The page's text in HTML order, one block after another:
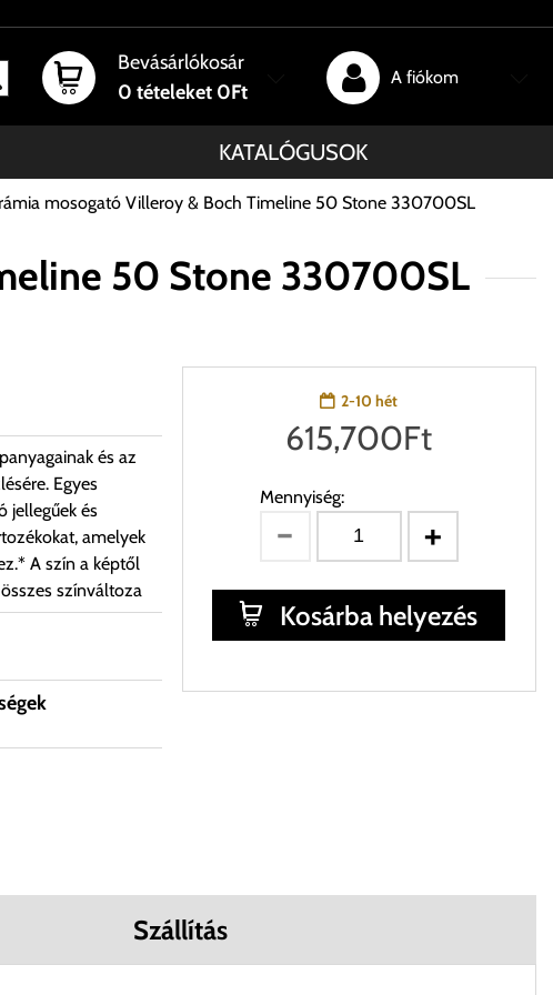
Bevásárlókosár
0 tételeket 0Ft
A fiókom
KATALÓGUSOK
mosogató Villeroy & Boch Timeline 50 Stone 330700SL
50 Stone 330700SL
és az
Egyes
jellegűek és
amelyek
A szín a képtől
színváltoza
2-10 hét
615,700Ft
Mennyiség:
Kosárba helyezés
Szállítás